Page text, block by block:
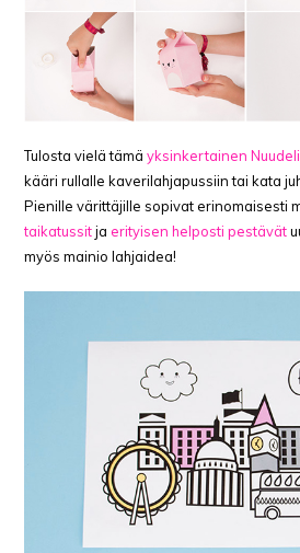
Tulosta vielä tämäyksinkertainen
kääri rullalle kaverilahjapussiin tai kata
Pienille värittäjille sopivat erinomaisesti
taikatussitja erityisen helposti pestävät
myös mainio lahjaidea!